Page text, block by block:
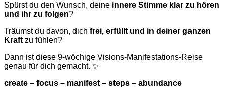
Spürst du den Wunsch, deine innere Stimme klar zu hören
und ihr zu folgen?
Träumst du davon, dich frei, erfüllt und in deiner ganzen
Kraft zu fühlen?
Dann ist diese 9-wöchige Visions-Manifestations-Reise
genau für dich gemacht. ✨
create – focus – manifest – steps – abundance